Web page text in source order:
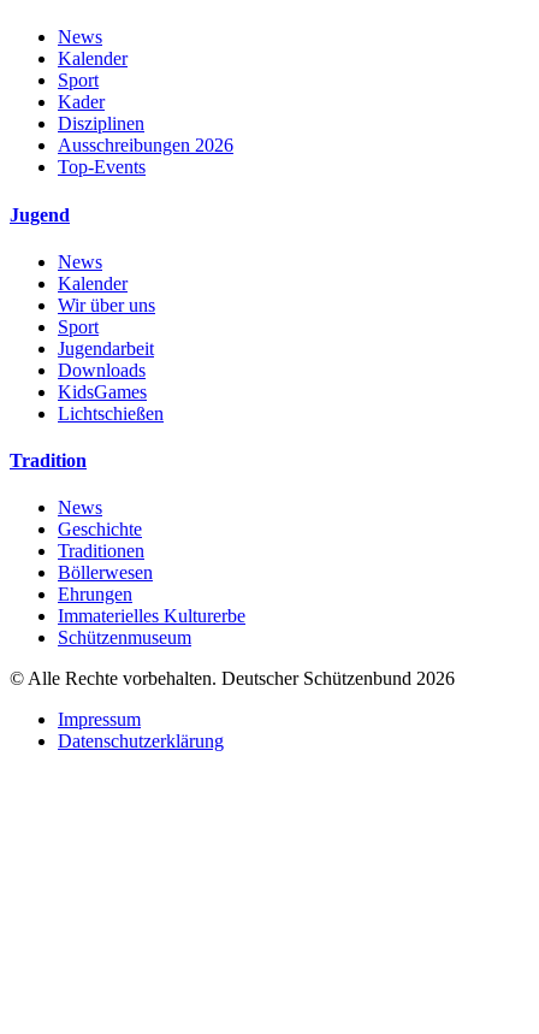
News
Kalender
Sport
Kader
Disziplinen
Ausschreibungen 2026
Top-Events
Jugend
News
Kalender
Wir über uns
Sport
Jugendarbeit
Downloads
KidsGames
Lichtschießen
Tradition
News
Geschichte
Traditionen
Böllerwesen
Ehrungen
Immaterielles Kulturerbe
Schützenmuseum
© Alle Rechte vorbehalten. Deutscher Schützenbund 2026
Impressum
Datenschutzerklärung